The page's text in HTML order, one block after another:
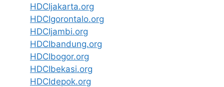
HDCIjakarta.org
HDCIgorontalo.org
HDCIjambi.org
HDCIbandung.org
HDCIbogor.org
HDCIbekasi.org
HDCIdepok.org